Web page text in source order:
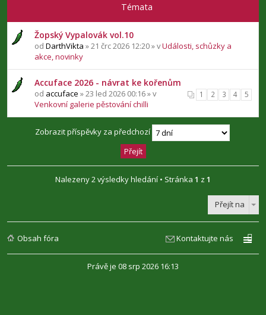
Témata
Žopský Vypalovák vol.10
od DarthVikta » 21 črc 2026 12:20 » vUdálosti, schůzky a
akce, novinky
Accuface 2026 - návrat ke kořenům
1 2 3 4 5
od accuface » 23 led 2026 00:16 » v
Venkovní galerie pěstování chilli
Zobrazit příspěvky za předchozí
Nalezeny 2 výsledky hledání • Stránka 1 z 1
Přejít na
Obsah fóra Kontaktujte nás
Právě je 08 srp 2026 16:13